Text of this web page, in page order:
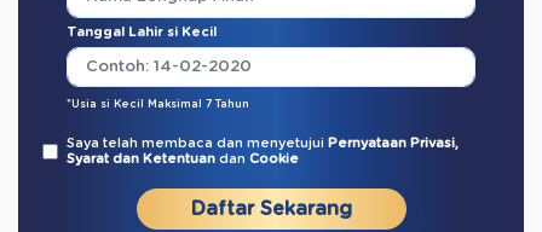
Tanggal Lahir si Kecil
*Usia si Kecil Maksimal 7 Tahun
Saya telah membaca dan menyetujui Pernyataan Privasi,
Syarat dan Ketentuan dan Cookie
Daftar Sekarang